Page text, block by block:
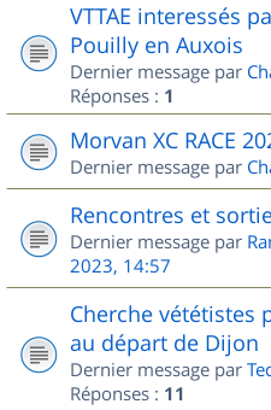
VTTAE interessés
Pouilly en Auxois
Dernier message par
Réponses : 1
Morvan XC RACE
Dernier message par
Rencontres et
Dernier message par
2023, 14:57
Cherche vététistes
au départ de Dijon
Dernier message par
Réponses : 11